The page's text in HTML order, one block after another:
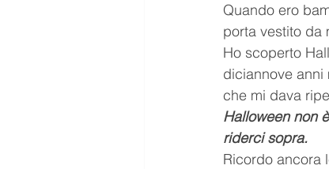
Letteratura Libro
Quando ero
porta vestito da
Ho scoperto
diciannove
che mi dava
Halloween non
riderci sopra.
Ricordo ancora